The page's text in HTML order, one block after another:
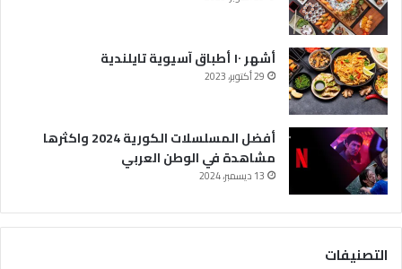
ي
ا
ل
و
ط
ن
ا
ل
ع
ر
ب
ي
أشهر ١٠ أطباق آسيوية تايلندية
29 أكتوبر، 2023
أفضل المسلسلات الكورية 2024 واكثرها
مشاهدة في الوطن العربي
13 ديسمبر، 2024
التصنيفات